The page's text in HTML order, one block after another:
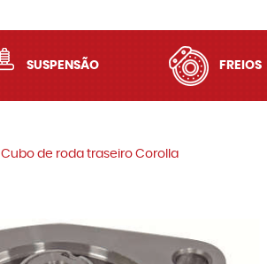
SUSPENSÃO FREIOS
Cubo de roda traseiro Corolla